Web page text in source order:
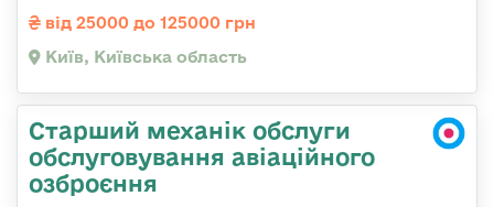
від 25000 до 125000 грн
Київ, Київська область
Старший механік обслуги
обслуговування авіаційного
озброєння